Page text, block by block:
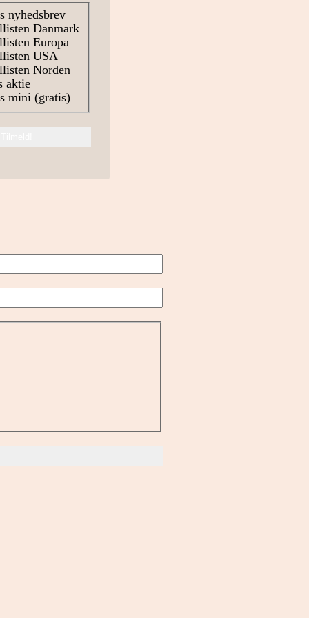
nyhedsbrev
Danmark
Europa
USA
Norden
aktie
mini (gratis)